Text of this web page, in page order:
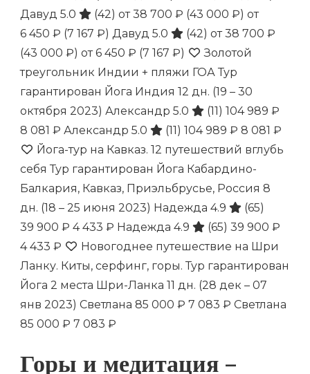
Давуд 5.0
(42) от 38 700 ₽ (43 000 ₽) от
6 450 ₽ (7 167 ₽) Давуд 5.0 (42) от 38 700 ₽
(43 000 ₽) от 6 450 ₽ (7 167 ₽)
Золотой
треугольник Индии + пляжи ГОА Тур
гарантирован Йога Индия 12 дн. (19 – 30
октября 2023) Александр 5.0 (11) 104 989 ₽
8 081 ₽ Александр 5.0 (11) 104 989 ₽ 8 081 ₽
Йога-тур на Кавказ. 12 путешествий вглубь
себя Тур гарантирован Йога Кабардино-
Балкария, Кавказ, Приэльбрусье, Россия 8
дн. (18 – 25 июня 2023) Надежда 4.9
(65)
39 900 ₽ 4 433 ₽ Надежда 4.9 (65) 39 900 ₽
4 433 ₽
Новогоднее путешествие на Шри
Ланку. Киты, серфинг, горы. Тур гарантирован
Йога 2 места Шри-Ланка 11 дн. (28 дек – 07
янв 2023) Светлана 85 000 ₽ 7 083 ₽ Светлана
85 000 ₽ 7 083 ₽